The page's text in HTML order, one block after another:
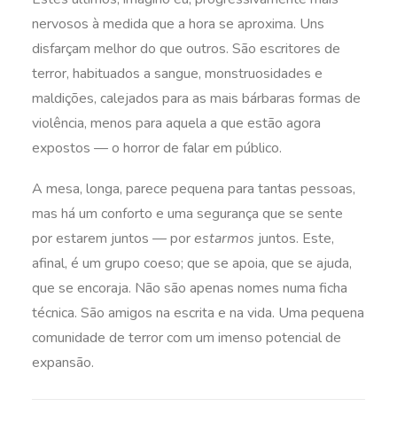
nervosos à medida que a hora se aproxima. Uns
disfarçam melhor do que outros. São escritores de
terror, habituados a sangue, monstruosidades e
maldições, calejados para as mais bárbaras formas de
violência, menos para aquela a que estão agora
expostos — o horror de falar em público.
A mesa, longa, parece pequena para tantas pessoas,
mas há um conforto e uma segurança que se sente
por estarem juntos — porestarmos juntos. Este,
afinal, é um grupo coeso; que se apoia, que se ajuda,
que se encoraja. Não são apenas nomes numa ficha
técnica. São amigos na escrita e na vida. Uma pequena
comunidade de terror com um imenso potencial de
expansão.